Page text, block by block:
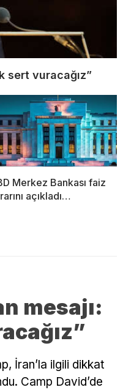
sert vuracağız”
Merkez Bankası faiz
açıkladı…
mesajı:
İran’la ilgili dikkat
Camp David’de